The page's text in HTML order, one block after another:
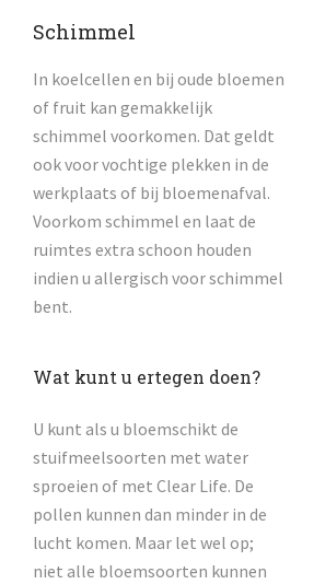
Schimmel
In koelcellen en bij oude bloemen
of fruit kan gemakkelijk
schimmel voorkomen. Dat geldt
ook voor vochtige plekken in de
werkplaats of bij bloemenafval.
Voorkom schimmel en laat de
ruimtes extra schoon houden
indien u allergisch voor schimmel
bent.
Wat kunt u ertegen doen?
U kunt als u bloemschikt de
stuifmeelsoorten met water
sproeien of met Clear Life. De
pollen kunnen dan minder in de
lucht komen. Maar let wel op;
niet alle bloemsoorten kunnen